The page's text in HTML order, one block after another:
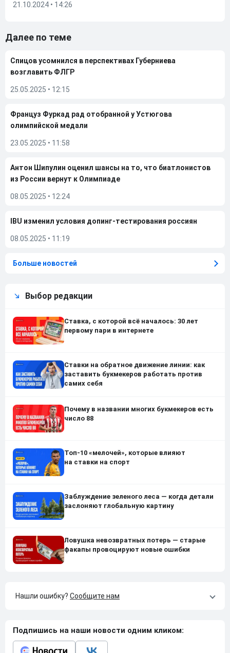
21.10.2024 • 14:26
Далее по теме
Спицов усомнился в перспективах Губерниева
возглавить ФЛГР
25.05.2025 • 12:15
Француз Фуркад рад отобранной у Устюгова
олимпийской медали
23.05.2025 • 11:58
Антон Шипулин оценил шансы на то, что биатлонистов
из России вернут к Олимпиаде
08.05.2025 • 12:24
IBU изменил условия допинг-тестирования россиян
08.05.2025 • 11:19
Больше новостей
Выбор редакции
Ставка, с которой всё началось: 30 лет
первому пари в интернете
Ставки на обратное движение линии: как
заставить букмекеров работать против
самих себя
Почему в названии многих букмекеров есть
число 88
Топ-10 «мелочей», которые влияют
на ставки на спорт
Заблуждение зеленого леса — когда детали
заслоняют глобальную картину
Ловушка невозвратных потерь — старые
факапы провоцируют новые ошибки
Нашли ошибку? Сообщите нам
Подпишись на наши новости одним кликом: